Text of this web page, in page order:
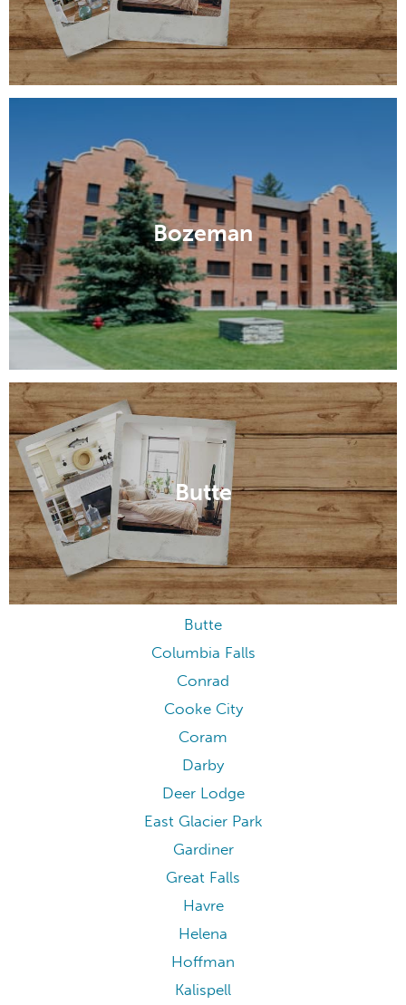
Bozeman
Butte
Butte
Columbia Falls
Conrad
Cooke City
Coram
Darby
Deer Lodge
East Glacier Park
Gardiner
Great Falls
Havre
Helena
Hoffman
Kalispell